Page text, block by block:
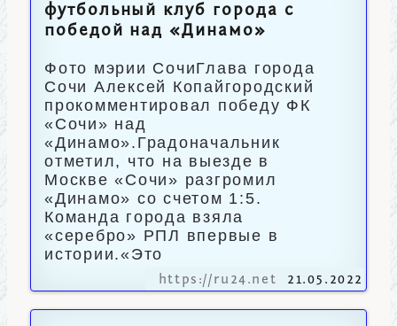
футбольный клуб города с
победой над «Динамо»
Фото мэрии СочиГлава города
Сочи Алексей Копайгородский
прокомментировал победу ФК
«Сочи» над
«Динамо».Градоначальник
отметил, что на выезде в
Москве «Сочи» разгромил
«Динамо» со счетом 1:5.
Команда города взяла
«серебро» РПЛ впервые в
истории.«Это
https://ru24.net 21.05.2022